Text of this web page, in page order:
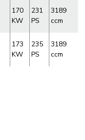
170
KW
231
PS
3189
ccm
173
KW
235
PS
3189
ccm